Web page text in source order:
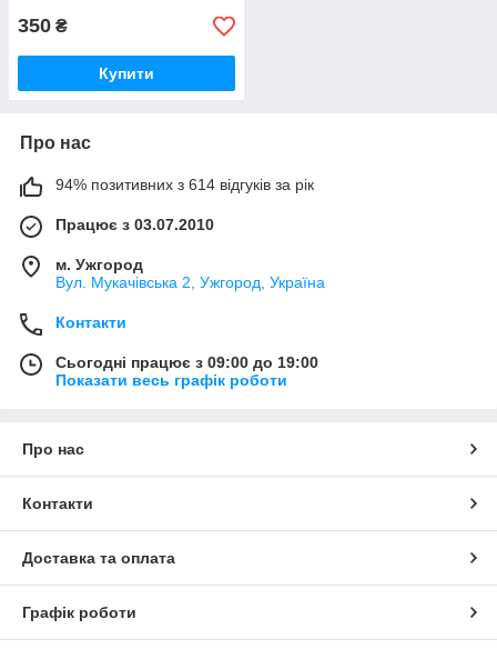
350 ₴
Купити
Про нас
94% позитивних з 614 відгуків за рік
Працює з 03.07.2010
м. Ужгород
Вул. Мукачівська 2, Ужгород, Україна
Контакти
Сьогодні працює з 09:00 до 19:00
Показати весь графік роботи
Про нас
Контакти
Доставка та оплата
Графік роботи